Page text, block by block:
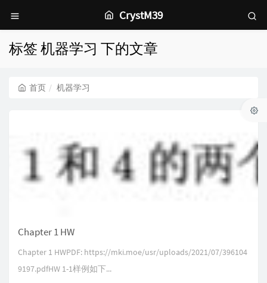
CrystM39
标签 机器学习 下的文章
首页 机器学习
Chapter 1 HW
Chapter 1 HWPDF: https://mki.moe/usr/uploads/2021/07/396104
9197.pdfHW 1-1样例如下...